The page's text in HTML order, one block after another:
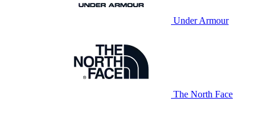
Under Armour
The North Face